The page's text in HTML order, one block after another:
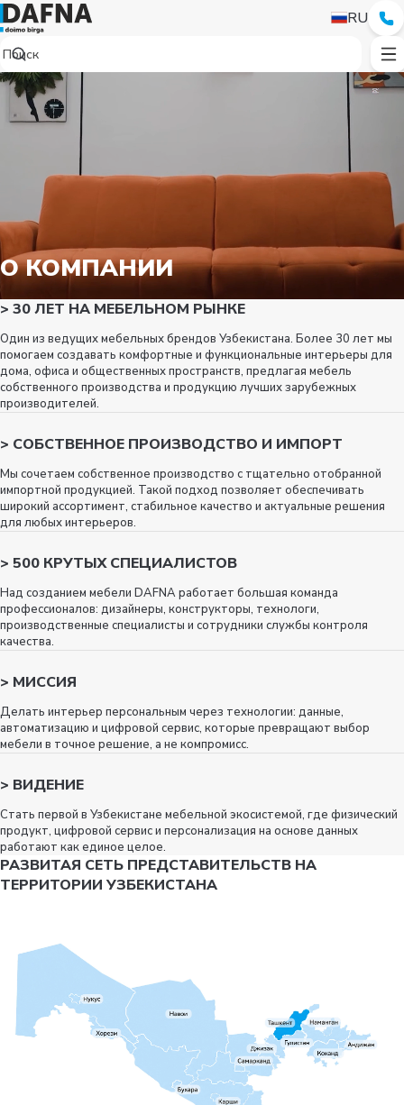
RU
О КОМПАНИИ
> 30 ЛЕТ НА МЕБЕЛЬНОМ РЫНКЕ
Один из ведущих мебельных брендов Узбекистана. Более 30 лет мы
помогаем создавать комфортные и функциональные интерьеры для
дома, офиса и общественных пространств, предлагая мебель
собственного производства и продукцию лучших зарубежных
производителей.
> СОБСТВЕННОЕ ПРОИЗВОДСТВО И ИМПОРТ
Мы сочетаем собственное производство с тщательно отобранной
импортной продукцией. Такой подход позволяет обеспечивать
широкий ассортимент, стабильное качество и актуальные решения
для любых интерьеров.
> 500 КРУТЫХ СПЕЦИАЛИСТОВ
Над созданием мебели DAFNA работает большая команда
профессионалов: дизайнеры, конструкторы, технологи,
производственные специалисты и сотрудники службы контроля
качества.
> МИССИЯ
Делать интерьер персональным через технологии: данные,
автоматизацию и цифровой сервис, которые превращают выбор
мебели в точное решение, а не компромисс.
> ВИДЕНИЕ
Стать первой в Узбекистане мебельной экосистемой, где физический
продукт, цифровой сервис и персонализация на основе данных
работают как единое целое.
РАЗВИТАЯ СЕТЬ ПРЕДСТАВИТЕЛЬСТВ НА
ТЕРРИТОРИИ УЗБЕКИСТАНА